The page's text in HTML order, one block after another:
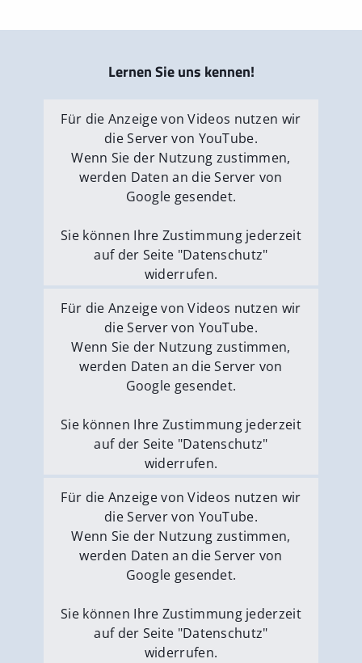
Lernen Sie uns kennen!
Für die Anzeige von Videos nutzen wir
die Server von YouTube.
Wenn Sie der Nutzung zustimmen,
werden Daten an die Server von
Google gesendet.
Sie können Ihre Zustimmung jederzeit
auf der Seite "Datenschutz"
widerrufen.
Externe Medien erlauben
Für die Anzeige von Videos nutzen wir
die Server von YouTube.
Wenn Sie der Nutzung zustimmen,
werden Daten an die Server von
Google gesendet.
Sie können Ihre Zustimmung jederzeit
auf der Seite "Datenschutz"
widerrufen.
Externe Medien erlauben
Für die Anzeige von Videos nutzen wir
die Server von YouTube.
Wenn Sie der Nutzung zustimmen,
werden Daten an die Server von
Google gesendet.
Sie können Ihre Zustimmung jederzeit
auf der Seite "Datenschutz"
widerrufen.